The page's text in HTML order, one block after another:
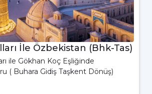
İle Özbekistan (Bhk-Tas)
ile Gökhan Koç Eşliğinde
( Buhara Gidiş Taşkent Dönüş)